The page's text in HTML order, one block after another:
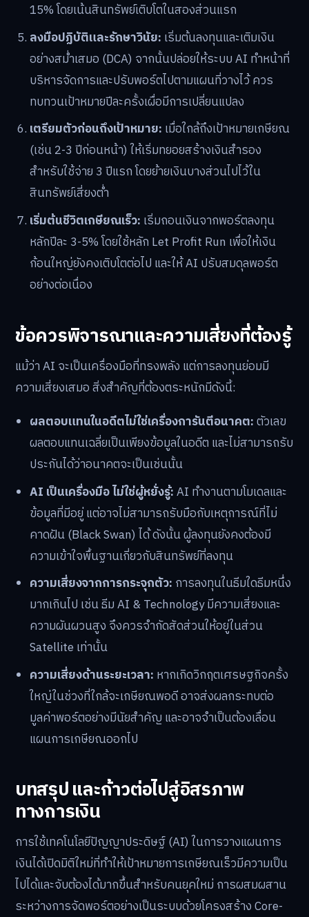
15% โดยเน้นสินทรัพย์เติบโตในสองส่วนแรก
ลงมือปฏิบัติและรักษาวินัย: เริ่มต้นลงทุนและเติมเงิน
อย่างสม่ำเสมอ (DCA) จากนั้นปล่อยให้ระบบ AI ทำหน้าที่
บริหารจัดการและปรับพอร์ตไปตามแผนที่วางไว้ ควร
ทบทวนเป้าหมายปีละครั้งเผื่อมีการเปลี่ยนแปลง
เตรียมตัวก่อนถึงเป้าหมาย: เมื่อใกล้ถึงเป้าหมายเกษียณ
(เช่น 2-3 ปีก่อนหน้า) ให้เริ่มทยอยสร้างเงินสำรอง
สำหรับใช้จ่าย 3 ปีแรก โดยย้ายเงินบางส่วนไปไว้ใน
สินทรัพย์เสี่ยงต่ำ
เริ่มต้นชีวิตเกษียณเร็ว: เริ่มถอนเงินจากพอร์ตลงทุน
หลักปีละ 3-5% โดยใช้หลัก Let Profit Run เพื่อให้เงิน
ก้อนใหญ่ยังคงเติบโตต่อไป และให้ AI ปรับสมดุลพอร์ต
อย่างต่อเนื่อง
ข้อควรพิจารณาและความเสี่ยงที่ต้องรู้
แม้ว่า AI จะเป็นเครื่องมือที่ทรงพลัง แต่การลงทุนย่อมมี
ความเสี่ยงเสมอ สิ่งสำคัญที่ต้องตระหนักมีดังนี้:
ผลตอบแทนในอดีตไม่ใช่เครื่องการันตีอนาคต:ตัวเลข
ผลตอบแทนเฉลี่ยเป็นเพียงข้อมูลในอดีต และไม่สามารถรับ
ประกันได้ว่าอนาคตจะเป็นเช่นนั้น
AI เป็นเครื่องมือ ไม่ใช่ผู้หยั่งรู้:AI ทำงานตามโมเดลและ
ข้อมูลที่มีอยู่ แต่อาจไม่สามารถรับมือกับเหตุการณ์ที่ไม่
คาดฝัน (Black Swan) ได้ ดังนั้น ผู้ลงทุนยังคงต้องมี
ความเข้าใจพื้นฐานเกี่ยวกับสินทรัพย์ที่ลงทุน
ความเสี่ยงจากการกระจุกตัว: การลงทุนในธีมใดธีมหนึ่ง
มากเกินไป เช่น ธีม AI & Technology มีความเสี่ยงและ
ความผันผวนสูง จึงควรจำกัดสัดส่วนให้อยู่ในส่วน
Satellite เท่านั้น
ความเสี่ยงด้านระยะเวลา: หากเกิดวิกฤตเศรษฐกิจครั้ง
ใหญ่ในช่วงที่ใกล้จะเกษียณพอดี อาจส่งผลกระทบต่อ
มูลค่าพอร์ตอย่างมีนัยสำคัญ และอาจจำเป็นต้องเลื่อน
แผนการเกษียณออกไป
บทสรุป และก้าวต่อไปสู่อิสรภาพ
ทางการเงิน
การใช้เทคโนโลยีปัญญาประดิษฐ์ (AI) ในการวางแผนการ
เงินได้เปิดมิติใหม่ที่ทำให้เป้าหมายการเกษียณเร็วมีความเป็น
ไปได้และจับต้องได้มากขึ้นสำหรับคนยุคใหม่ การผสมผสาน
ระหว่างการจัดพอร์ตอย่างเป็นระบบด้วยโครงสร้าง Core-